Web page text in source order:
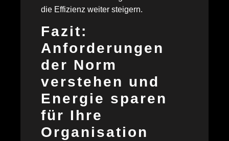
die Effizienz weiter steigern.
Fazit:
Anforderungen
der Norm
verstehen und
Energie sparen
für Ihre
Organisation